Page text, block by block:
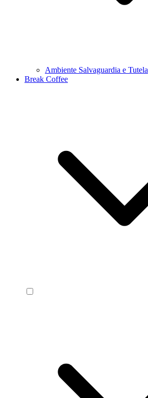
Ambiente Salvaguardia e Tutela
Break Coffee